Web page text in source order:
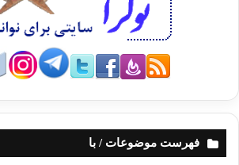
فهرست موضوعات / با